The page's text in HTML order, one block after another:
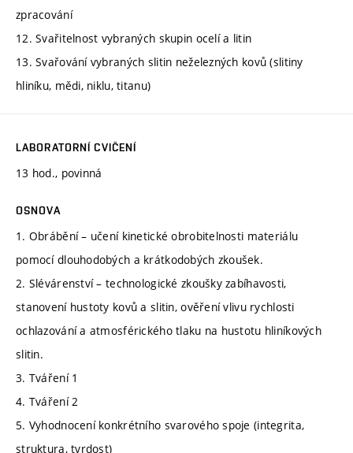
zpracování
12. Svařitelnost vybraných skupin ocelí a litin
13. Svařování vybraných slitin neželezných kovů (slitiny
hliníku, mědi, niklu, titanu)
LABORATORNÍ CVIČENÍ
13 hod., povinná
OSNOVA
1. Obrábění – učení kinetické obrobitelnosti materiálu
pomocí dlouhodobých a krátkodobých zkoušek.
2. Slévárenství – technologické zkoušky zabíhavosti,
stanovení hustoty kovů a slitin, ověření vlivu rychlosti
ochlazování a atmosférického tlaku na hustotu hliníkových
slitin.
3. Tváření 1
4. Tváření 2
5. Vyhodnocení konkrétního svarového spoje (integrita,
struktura, tvrdost)